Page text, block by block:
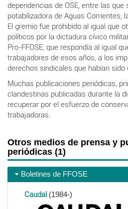
dependencias de OSE, entre las que
potabilizadora de Aguas Corrientes,
El gremio fue prohibido al igual que
políticos por la dictadura cívico
Pro-FFOSE, que respondía al igual
trabajadores de esos años, a los
derechos sindicales que habían sido
Muchas publicaciones periódicas,
clandestinas publicadas durante la
recuperar por el esfuerzo de
trabajadoras.
Otros medios de prensa y
periódicas (1)
Boletines de FFOSE
Caudal (1984-)